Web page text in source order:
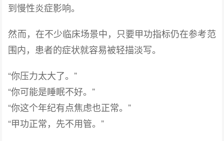
到慢性炎症影响。
然而，在不少临床场景中，只要甲功指标仍在参考范
围内，患者的症状就容易被轻描淡写。
“你压力太大了。”
“你可能是睡眠不好。”
“你这个年纪有点焦虑也正常。”
“甲功正常，先不用管。”